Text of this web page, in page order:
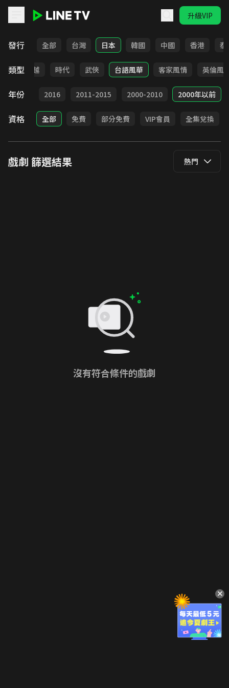
升級VIP
發行 全部 台灣 日本 韓國 中國 香港 泰
類型
俠 穿越 時代 武俠 台語風華 客家風情 英倫風
年份
2017 2016 2011-2015 2000-2010 2000年以前
資格 全部 免費 部分免費 VIP會員 全集兌換
戲劇 篩選結果 熱門
沒有符合條件的戲劇